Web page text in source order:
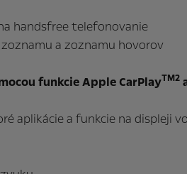
handsfree telefonovanie
a zoznamu hovorov
funkcie Apple CarPlayTM2
aplikácie a funkcie na displeji